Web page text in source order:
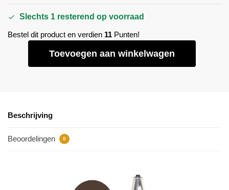
Slechts 1 resterend op voorraad
Bestel dit product en verdien 11 Punten!
Toevoegen aan winkelwagen
Beschrijving
Beoordelingen 0